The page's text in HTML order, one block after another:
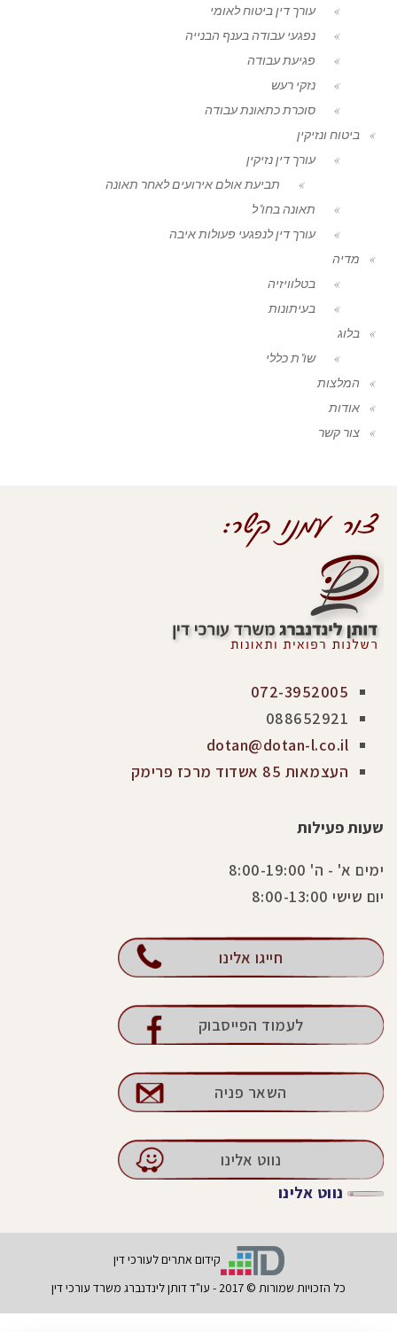
עורך דין ביטוח לאומי
נפגעי עבודה בענף הבנייה
פגיעת עבודה
נזקי רעש
סוכרת כתאונת עבודה
ביטוח ונזיקין
עורך דין נזיקין
תביעת אולם אירועים לאחר תאונה
תאונה בחו"ל
עורך דין לנפגעי פעולות איבה
מדיה
בטלוויזיה
בעיתונות
בלוג
שו"ת כללי
המלצות
אודות
צור קשר
072-3952005
088652921
dotan@dotan-l.co.il
העצמאות 85 אשדוד מרכז פרימק
שעות פעילות
ימים א' - ה' 8:00-19:00
יום שישי 8:00-13:00
חייגו אלינו
לעמוד הפייסבוק
השאר פניה
נווט אלינו
נווט אלינו
קידום אתרים לעורכי דין
כל הזכויות שמורות © 2017 - עו"ד דותן לינדנברג משרד עורכי דין